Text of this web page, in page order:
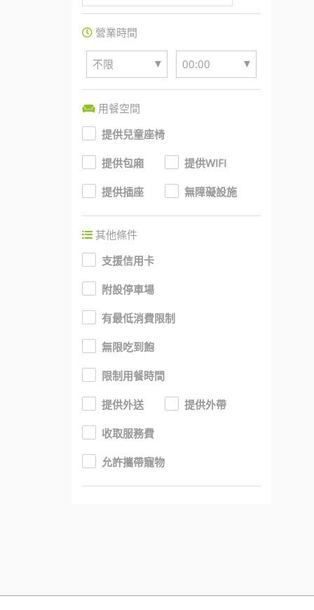
營業時間
不限 ▼ 00:00 ▼
用餐空間
提供兒童座椅
提供包廂 提供WIFI
提供插座 無障礙設施
其他條件
支援信用卡
附設停車場
有最低消費限制
無限吃到飽
限制用餐時間
提供外送 提供外帶
收取服務費
允許攜帶寵物